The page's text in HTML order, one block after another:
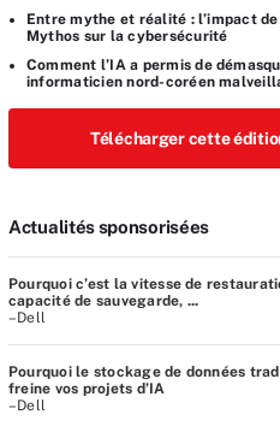
Entre mythe et réalité : l’impact
Mythos sur la cybersécurité
Comment l’IA a permis de
informaticien nord-coréen
Télécharger cette
Actualités sponsorisées
Pourquoi c’est la vitesse de
capacité de sauvegarde, ...
–Dell
Pourquoi le stockage de données
freine vos projets d’IA
–Dell